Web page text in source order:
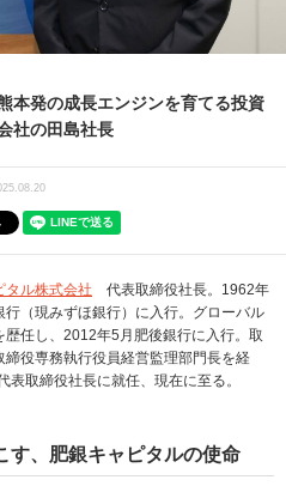
本発の成長エンジンを育てる投資
社の田島社長
タル株式会社 代表取締役社長。1962年
（現みずほ銀行）に入行。グローバル
歴任し、2012年5月肥後銀行に入行。取
役専務執行役員経営監理部門長を経
取締役社長に就任、現在に至る。
す、肥銀キャピタルの使命